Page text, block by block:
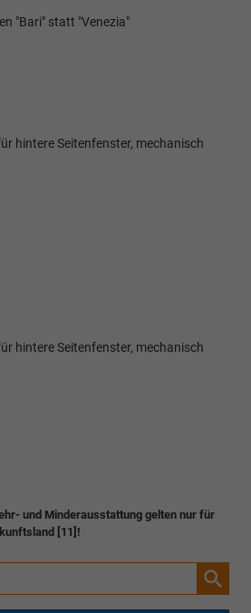
"Bari" statt "Venezia"
hintere Seitenfenster, mechanisch
hintere Seitenfenster, mechanisch
und Minderausstattung gelten nur für
[11]!